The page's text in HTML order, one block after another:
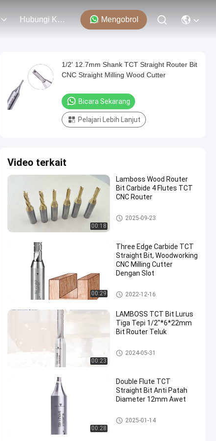
Hubungi Kami Mengobrol
1/2' 12.7mm Shank TCT Straight Router Bit
CNC Straight Milling Wood Cutter
Bicara Sekarang
Pelajari Lebih Lanjut
Video terkait
00:18
Lamboss Wood Router
Bit Carbide 4 Flutes TCT
CNC Router
TCT Lurus Bit
2025-09-23
00:29
Three Edge Carbide TCT
Straight Bit, Woodworking
CNC Milling Cutter
Dengan Slot
TCT Lurus Bit
2022-12-16
00:23
LAMBOSS TCT Bit Lurus
Tiga Tepi 1/2"*6*22mm
Bit Router Teluk
TCT Lurus Bit
2024-05-31
00:28
Double Flute TCT
Straight Bit Anti Patah
Diameter 12mm Awet
TCT Lurus Bit
2025-01-14